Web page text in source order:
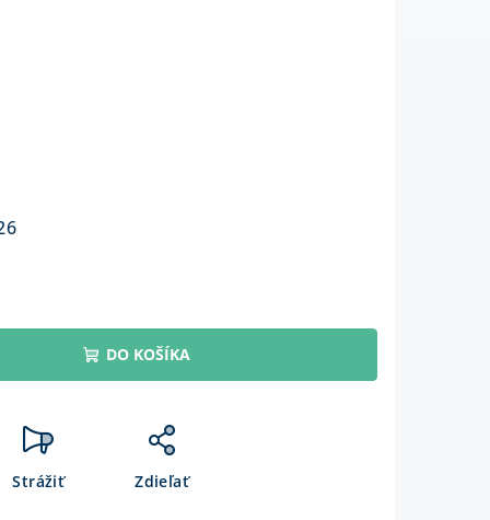
DO KOŠÍKA
Strážiť Zdieľať